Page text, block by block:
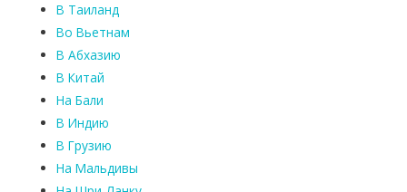
В Таиланд
Во Вьетнам
В Абхазию
В Китай
На Бали
В Индию
В Грузию
На Мальдивы